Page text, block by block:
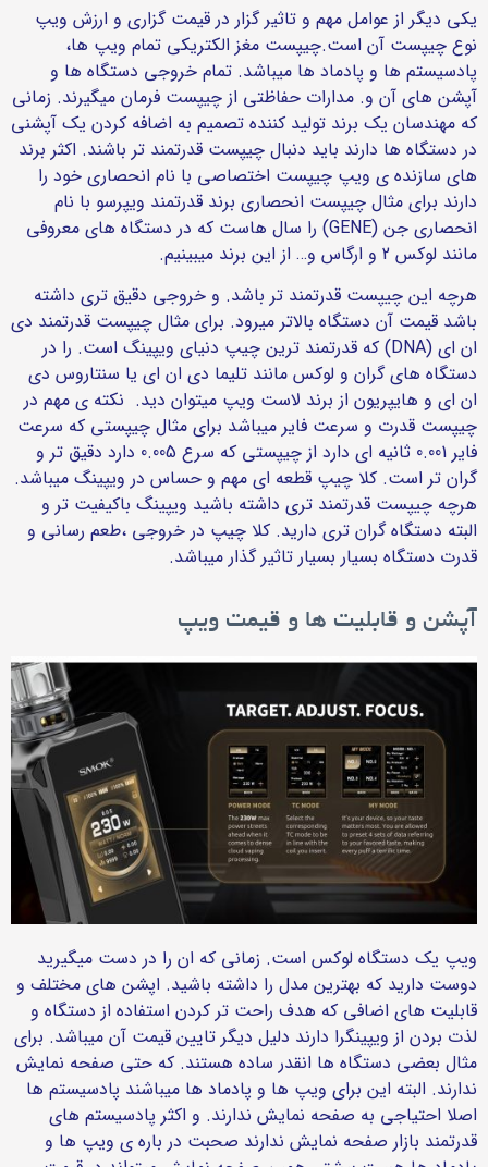
یکی دیگر از عوامل مهم و تاثیر گزار در قیمت گزاری و ارزش ویپ
نوع چیپست آن است.چیپست مغز الکتریکی تمام ویپ ها،
پادسیستم ها و پادماد ها میباشد. تمام خروجی دستگاه ها و
آپشن های آن و. مدارات حفاظتی از چیپست فرمان میگیرند. زمانی
که مهندسان یک برند تولید کننده تصمیم به اضافه کردن یک آپشنی
در دستگاه ها دارند باید دنبال چیپست قدرتمند تر باشند. اکثر برند
های سازنده ی ویپ چیپست اختصاصی با نام انحصاری خود را
دارند برای مثال چیپست انحصاری برند قدرتمند ویپرسو با نام
انحصاری جن (GENE) را سال هاست که در دستگاه های معروفی
مانند لوکس 2 و ارگاس و… از این برند میبینیم.
هرچه این چیپست قدرتمند تر باشد. و خروجی دقیق تری داشته
باشد قیمت آن دستگاه بالاتر میرود. برای مثال چیپست قدرتمند دی
ان ای (DNA) که قدرتمند ترین چیپ دنیای ویپینگ است. را در
دستگاه های گران و لوکس مانند تلیما دی ان ای یا سنتاروس دی
ان ای و هایپریون از برند لاست ویپ میتوان دید. نکته ی مهم در
چیپست قدرت و سرعت فایر میباشد برای مثال چیپستی که سرعت
فایر 0.001 ثانیه ای دارد از چیپستی که سرع 0.005 دارد دقیق تر و
گران تر است. کلا چیپ قطعه ای مهم و حساس در ویپینگ میباشد.
هرچه چیپست قدرتمند تری داشته باشید ویپینگ باکیفیت تر و
البته دستگاه گران تری دارید. کلا چیپ در خروجی ،طعم رسانی و
قدرت دستگاه بسیار بسیار تاثیر گذار میباشد.
آپشن و قابلیت ها و قیمت ویپ
ویپ یک دستگاه لوکس است. زمانی که ان را در دست میگیرید
دوست دارید که بهترین مدل را داشته باشید. اپشن های مختلف و
قابلیت های اضافی که هدف راحت تر کردن استفاده از دستگاه و
لذت بردن از ویپینگرا دارند دلیل دیگر تایین قیمت آن میباشد. برای
مثال بعضی دستگاه ها انقدر ساده هستند. که حتی صفحه نمایش
ندارند. البته این برای ویپ ها و پادماد ها میباشند پادسیستم ها
اصلا احتیاجی به صفحه نمایش ندارند. و اکثر پادسیستم های
قدرتمند بازار صفحه نمایش ندارند صحبت در باره ی ویپ ها و